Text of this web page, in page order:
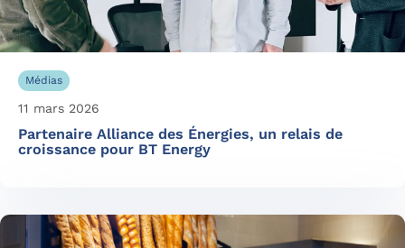
Médias
11 mars 2026
Partenaire Alliance des Énergies, un relais de
croissance pour BT Energy